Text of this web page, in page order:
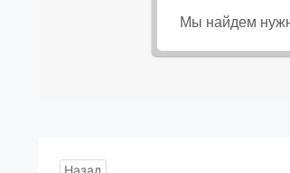
Назад